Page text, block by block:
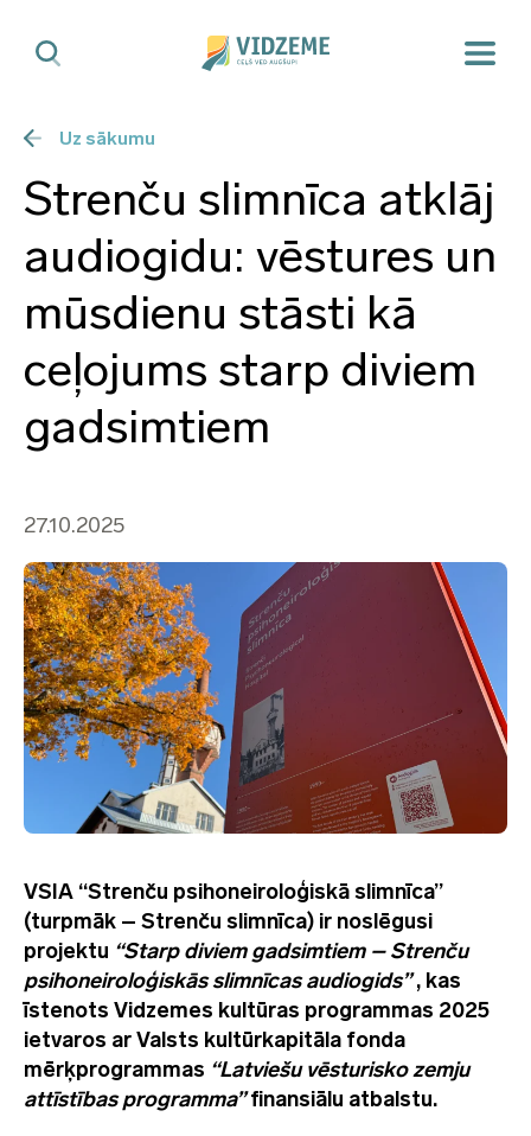
Uz sākumu
Strenču slimnīca atklāj
audiogidu: vēstures un
mūsdienu stāsti kā
ceļojums starp diviem
gadsimtiem
27.10.2025
VSIA “Strenču psihoneiroloģiskā slimnīca”
(turpmāk – Strenču slimnīca) ir noslēgusi
projektu “Starp diviem gadsimtiem – Strenču
psihoneiroloģiskās slimnīcas audiogids”, kas
īstenots Vidzemes kultūras programmas 2025
ietvaros ar Valsts kultūrkapitāla fonda
mērķprogrammas “Latviešu vēsturisko zemju
attīstības programma”finansiālu atbalstu.